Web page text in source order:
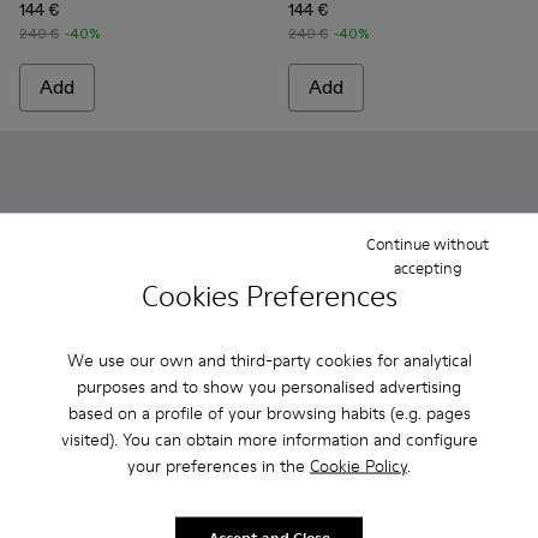
Cookies Preferences
We use our own and third-party cookies for analytical
purposes and to show you personalised advertising
based on a profile of your browsing habits (e.g. pages
visited). You can obtain more information and configure
your preferences in the Cookie Policy.
Continue without
accepting
144 €
240 € -40%
Add
144 €
240 € -40%
Add
MIL 1978 - A500002-012 - Brown Leather Shoes
MIL 1978 - A500002-015 - Black leather shoes
MIL 1978 - A500002-010 - Three-Toned
MIL 1978 - A500002-008 - Burgundy
MIL 1978 - A500002-006 -
MIL 1978 - A500002-
MIL 1978 -MIL 1978
MIL 1978 - A500010-007 -
MIL 1978 -MIL 1978 -
MIL
240 €